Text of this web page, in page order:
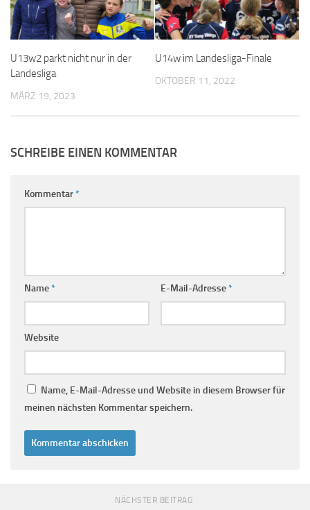
U13w2 parkt nicht nur in der
Landesliga
MÄRZ 19, 2023
U14w im Landesliga-Finale
OKTOBER 11, 2022
SCHREIBE EINEN KOMMENTAR
Kommentar*
Name* E-Mail-Adresse*
Website
Name, E-Mail-Adresse und Website in diesem Browser für
meinen nächsten Kommentar speichern.
NÄCHSTER BEITRAG